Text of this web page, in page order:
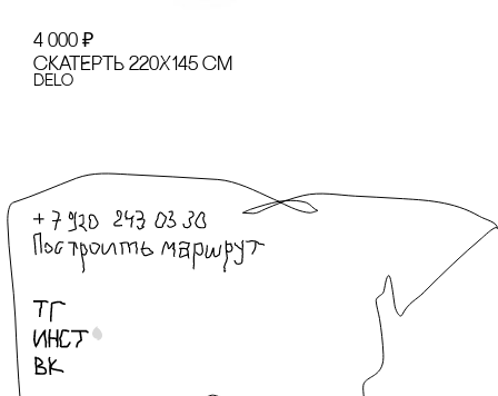
4 000 ₽
сКАТЕРТЬ 220Х145 сМ
Delo